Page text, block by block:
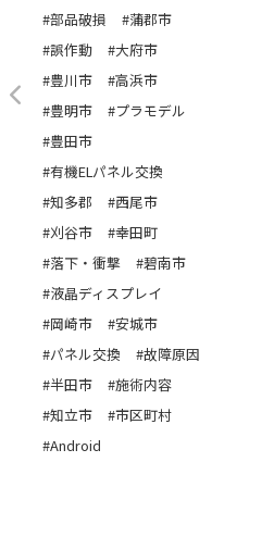
#部品破損
#蒲郡市
#誤作動
#大府市
#豊川市
#高浜市
#豊明市
#プラモデル
#豊田市
#有機ELパネル交換
#知多郡
#西尾市
#刈谷市
#幸田町
#落下・衝撃
#碧南市
#液晶ディスプレイ
#岡崎市
#安城市
#パネル交換
#故障原因
#半田市
#施術内容
#知立市
#市区町村
#Android